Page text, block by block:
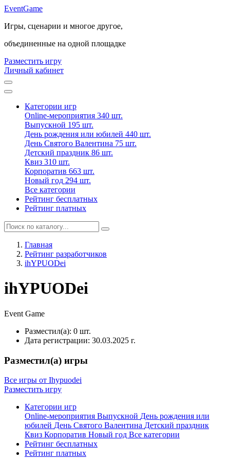
EventGame
Игры, сценарии и многое другое,
объединенные на одной площадке
Разместить игру
Личный кабинет
Категории игр
Online-мероприятия 340 шт.
Выпускной 195 шт.
День рождения или юбилей 440 шт.
День Святого Валентина 75 шт.
Детский праздник 86 шт.
Квиз 310 шт.
Корпоратив 663 шт.
Новый год 294 шт.
Все категории
Рейтинг бесплатных
Рейтинг платных
Главная
Рейтинг разработчиков
ihYPUODei
ihYPUODei
Event Game
Разместил(а): 0 шт.
Дата регистрации: 30.03.2025 г.
Разместил(а) игры
Все игры от Ihypuodei
Разместить игру
Категории игр
Online-мероприятия Выпускной День рождения или
юбилей День Святого Валентина Детский праздник
Квиз Корпоратив Новый год Все категории
Рейтинг бесплатных
Рейтинг платных